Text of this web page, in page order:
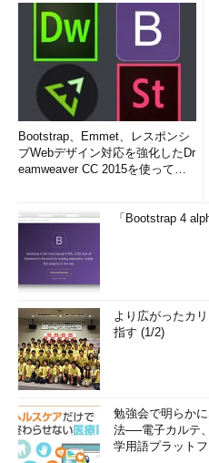
Bootstrap、Emmet、レスポンシ
ブWebデザイン対応を強化したDr
eamweaver CC 2015を使って
「Bootstrap 4
より広がったカ
指す (1/2)
勉強会で明らか
法──電子カルテ
学用語プラット